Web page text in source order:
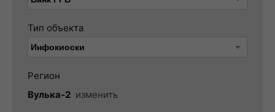
Тип объекта
Регион
Вулька-2 изменить